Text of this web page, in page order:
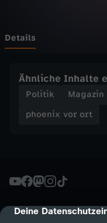
cmp-dialog-
Deine
t
S
t
z
Details
Ähnliche Inhalte
Politik Magazin
phoenix vor ort